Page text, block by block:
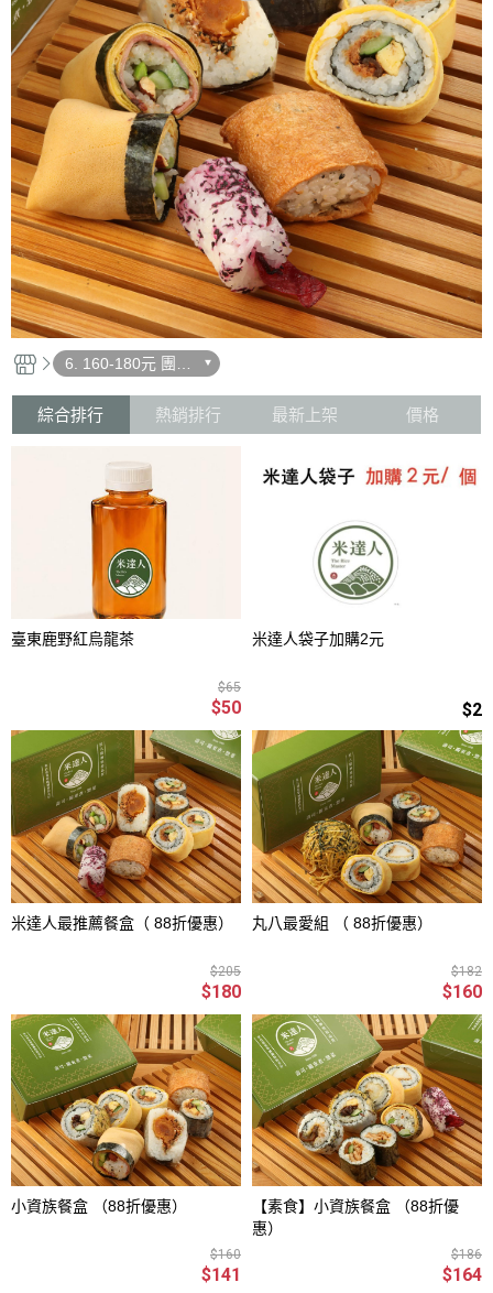
6. 160-180元 團體
｜會議優惠餐盒
（葷食/ 蔬食）
綜合排行 熱銷排行 最新上架 價格
臺東鹿野紅烏龍茶
$65
$50
米達人袋子加購2元
$2
米達人最推薦餐盒（ 88折優惠）
$205
$180
丸八最愛組 （ 88折優惠）
$182
$160
小資族餐盒 （88折優惠）
$160
$141
【素食】小資族餐盒 （88折優
惠）
$186
$164